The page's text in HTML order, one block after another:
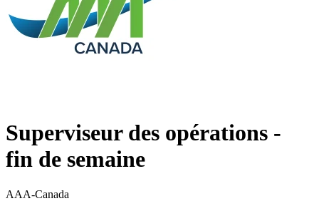
Superviseur des opérations -
fin de semaine
AAA-Canada